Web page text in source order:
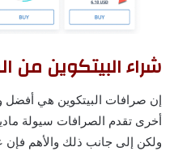
شراء البيتكوين من
إن صرافات البيتكوين هي أفضل
أخرى تقدم الصرافات سيولة
ولكن إلى جانب ذلك والأهم